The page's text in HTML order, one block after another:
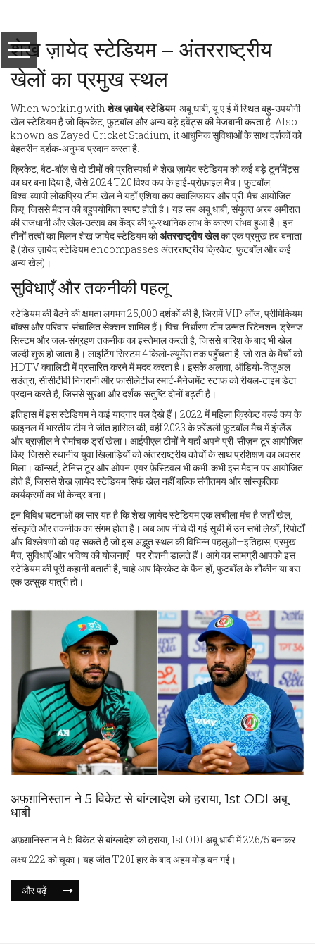
शेख ज़ायेद स्टेडियम – अंतरराष्ट्रीय
खेलों का प्रमुख स्थल
When working withशेख ज़ायेद स्टेडियम, अबू धाबी, यू ए ई में स्थित बहु‑उपयोगी
खेल स्टेडियम है जो क्रिकेट, फुटबॉल और अन्य बड़े इवेंट्स की मेजबानी करता है. Also
known as Zayed Cricket Stadium, itआधुनिक सुविधाओं के साथ दर्शकों को
बेहतरीन दर्शक‑अनुभव प्रदान करता है.
क्रिकेट, बैट‑बॉल से दो टीमों की प्रतिस्पर्धाने शेख ज़ायेद स्टेडियम को कई बड़े टूर्नामेंट्स
का घर बना दिया है, जैसे 2024 T20 विश्व कप के हाई‑प्रोफ़ाइल मैच। फुटबॉल,
विश्व‑व्यापी लोकप्रिय टीम‑खेलने यहाँ एशिया कप क्वालिफायर और प्री‑मैच आयोजित
किए, जिससे मैदान की बहुपयोगिता स्पष्ट होती है। यह सबअबू धाबी, संयुक्त अरब अमीरात
की राजधानी और खेल‑उत्सव का केंद्रकी भू‑स्थानिक लाभ के कारण संभव हुआ है। इन
तीनों तत्वों का मिलन शेख ज़ायेद स्टेडियम कोअंतरराष्ट्रीय खेलका एक प्रमुख हब बनाता
है (शेख ज़ायेद स्टेडियम encompasses अंतरराष्ट्रीय क्रिकेट, फुटबॉल और कई
अन्य खेल)।
सुविधाएँ और तकनीकी पहलू
स्टेडियम की बैठने की क्षमता लगभग 25,000 दर्शकों की है, जिसमें VIP लॉज, प्रीमिकियम
बॉक्स और परिवार‑संचालित सेक्शन शामिल हैं। पिच‑निर्धारण टीम उन्नत रिटेनशन‑ड्रेनज
सिस्टम और जल‑संग्रहण तकनीक का इस्तेमाल करती है, जिससे बारिश के बाद भी खेल
जल्दी शुरू हो जाता है। लाइटिंग सिस्टम 4 किलो‑ल्यूमेंस तक पहुँचता है, जो रात के मैचों को
HDTV क्वालिटी में प्रसारित करने में मदद करता है। इसके अलावा, ऑडियो‑विज़ुअल
सउंत्रा, सीसीटीवी निगरानी और फासीलेटीज स्मार्ट‑मैनेजमेंट स्टाफ को रीयल‑टाइम डेटा
प्रदान करते हैं, जिससे सुरक्षा और दर्शक‑संतुष्टि दोनों बढ़ती हैं।
इतिहास में इस स्टेडियम ने कई यादगार पल देखे हैं। 2022 में महिला क्रिकेट वर्ल्ड कप के
फ़ाइनल में भारतीय टीम ने जीत हासिल की, वहीं 2023 के फ़्रेंडली फ़ुटबॉल मैच में इंग्लैंड
और ब्राज़ील ने रोमांचक ड्रॉ खेला। आईपीएल टीमों ने यहाँ अपने प्री‑सीज़न टूर आयोजित
किए, जिससे स्थानीय युवा खिलाड़ियों को अंतरराष्ट्रीय कोचों के साथ प्रशिक्षण का अवसर
मिला। कॉन्सर्ट, टेनिस टूर और ओपन‑एयर फ़ेस्टिवल भी कभी‑कभी इस मैदान पर आयोजित
होते हैं, जिससे शेख ज़ायेद स्टेडियम सिर्फ खेल नहीं बल्कि संगीतमय और सांस्कृतिक
कार्यक्रमों का भी केन्द्र बना।
इन विविध घटनाओं का सार यह है कि शेख ज़ायेद स्टेडियम एक लचीला मंच है जहाँ खेल,
संस्कृति और तकनीक का संगम होता है। अब आप नीचे दी गई सूची में उन सभी लेखों, रिपोर्टों
और विश्लेषणों को पढ़ सकते हैं जो इस अद्भुत स्थल की विभिन्न पहलुओं—इतिहास, प्रमुख
मैच, सुविधाएँ और भविष्य की योजनाएँ—पर रोशनी डालते हैं। आगे का सामग्री आपको इस
स्टेडियम की पूरी कहानी बताती है, चाहे आप क्रिकेट के फैन हों, फुटबॉल के शौकीन या बस
एक उत्सुक यात्री हों।
अफ़ग़ानिस्तान ने 5 विकेट से बांग्लादेश को हराया, 1st ODI अबू
धाबी
अफ़ग़ानिस्तान ने 5 विकेट से बांग्लादेश को हराया, 1st ODI अबू धाबी में 226/5 बनाकर
लक्ष्य 222 को चूका। यह जीत T20I हार के बाद अहम मोड़ बन गई।
और पढ़ें